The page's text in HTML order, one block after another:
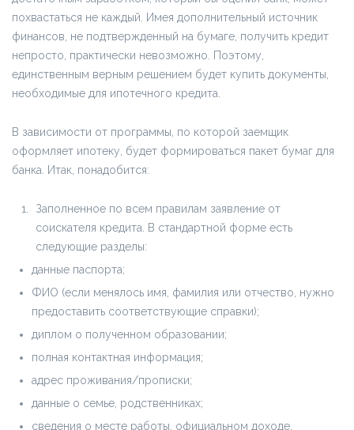
похвастаться не каждый. Имея дополнительный источник
финансов, не подтвержденный на бумаге, получить кредит
непросто, практически невозможно. Поэтому,
единственным верным решением будет купить документы,
необходимые для ипотечного кредита.
В зависимости от программы, по которой заемщик
оформляет ипотеку, будет формироваться пакет бумаг для
банка. Итак, понадобится:
Заполненное по всем правилам заявление от
соискателя кредита. В стандартной форме есть
следующие разделы:
данные паспорта;
ФИО (если менялось имя, фамилия или отчество, нужно
предоставить соответствующие справки);
диплом о полученном образовании;
полная контактная информация;
адрес проживания/прописки;
данные о семье, родственниках;
сведения о месте работы, официальном доходе,